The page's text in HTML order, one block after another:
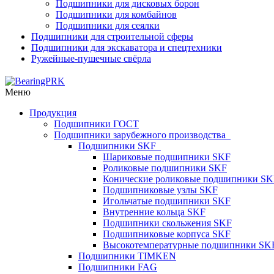
Подшипники для дисковых борон
Подшипники для комбайнов
Подшипники для сеялки
Подшипники для строительной сферы
Подшипники для экскаватора и спецтехники
Ружейные-пушечные свёрла
Меню
Продукция
Подшипники ГОСТ
Подшипники зарубежного производства
Подшипники SKF
Шариковые подшипники SKF
Роликовые подшипники SKF
Конические роликовые подшипники
Подшипниковые узлы SKF
Игольчатые подшипники SKF
Внутренние кольца SKF
Подшипники скольжения SKF
Подшипниковые корпуса SKF
Высокотемпературные подшипники
Подшипники TIMKEN
Подшипники FAG